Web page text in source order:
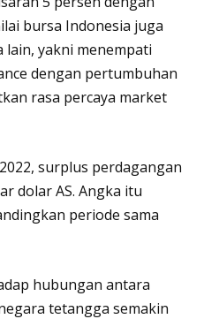
bursa Indonesia juga
lain, yakni menempati
dengan pertumbuhan
rasa percaya market
surplus perdagangan
dolar AS. Angka itu
periode sama
hubungan antara
tetangga semakin